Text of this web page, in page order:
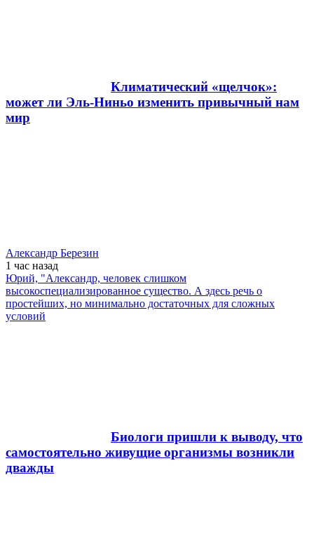
Климатический «щелчок»:
может ли Эль-Ниньо изменить привычный нам
мир
Александр Березин
1 час назад
Юрий, "Александр, человек слишком
высокоспециализированное существо. А здесь речь о
простейших, но минимально достаточных для сложных
условий
Биологи пришли к выводу, что
самостоятельно живущие организмы возникли
дважды